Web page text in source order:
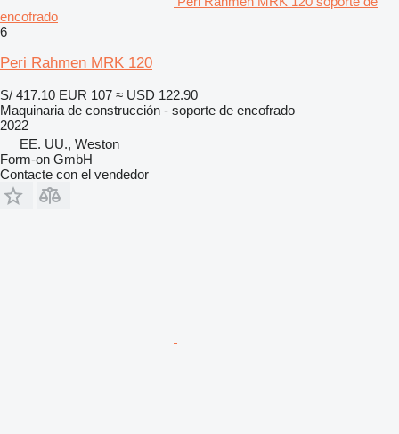
encofrado
6
Peri Rahmen MRK 120
S/ 417.10 EUR 107 ≈ USD 122.90
Maquinaria de construcción - soporte de encofrado
2022
EE. UU., Weston
Form-on GmbH
Contacte con el vendedor